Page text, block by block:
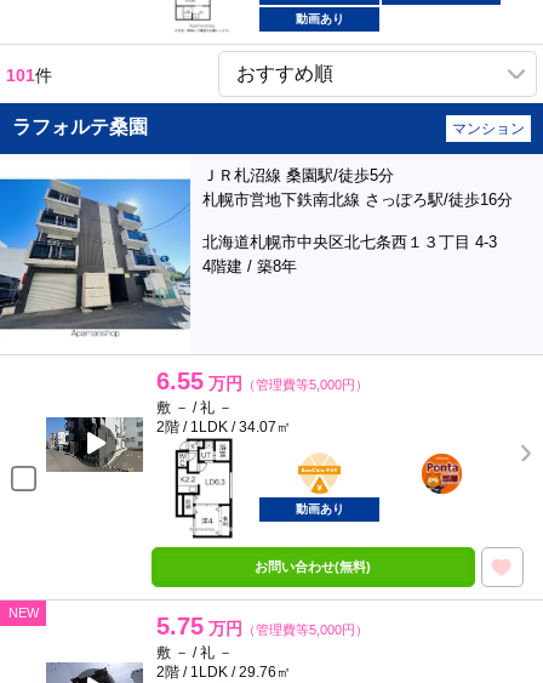
動画あり
101件
ラフォルテ桑園 マンション
ＪＲ札沼線 桑園駅/徒歩5分
札幌市営地下鉄南北線 さっぽろ駅/徒歩16分
北海道札幌市中央区北七条西１３丁目 4-3
4階建 / 築8年
6.55 万円 （管理費等5,000円）
敷 － / 礼 －
2階 / 1LDK / 34.07㎡
BunChinPAY
ポンタ
部屋
動画あり
お問い合わせ(無料)
NEW 5.75 万円 （管理費等5,000円）
敷 － / 礼 －
2階 / 1LDK / 29.76㎡